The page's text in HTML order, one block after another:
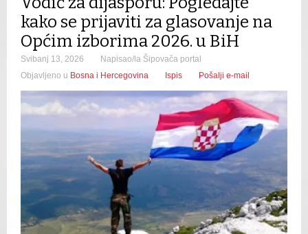
kako se prijaviti za glasovanje na
Općim izborima 2026. u BiH
Svibanj 13, 2026
Napisao/la Šipovača portal
Objavljeno u Bosna i Hercegovina Ispis Pošalji e-mail